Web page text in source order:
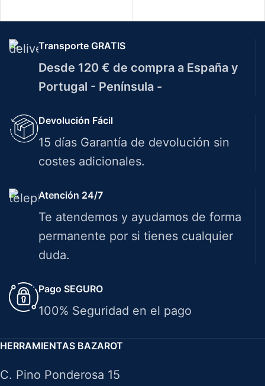
Transporte GRATIS
Desde 120 € de compra a España y
Portugal - Península -
Devolución Fácil
15 días Garantía de devolución sin
costes adicionales.
Atención 24/7
Te atendemos y ayudamos de forma
permanente por si tienes cualquier
duda.
Pago SEGURO
100% Seguridad en el pago
HERRAMIENTAS BAZAROT
C. Pino Ponderosa 15